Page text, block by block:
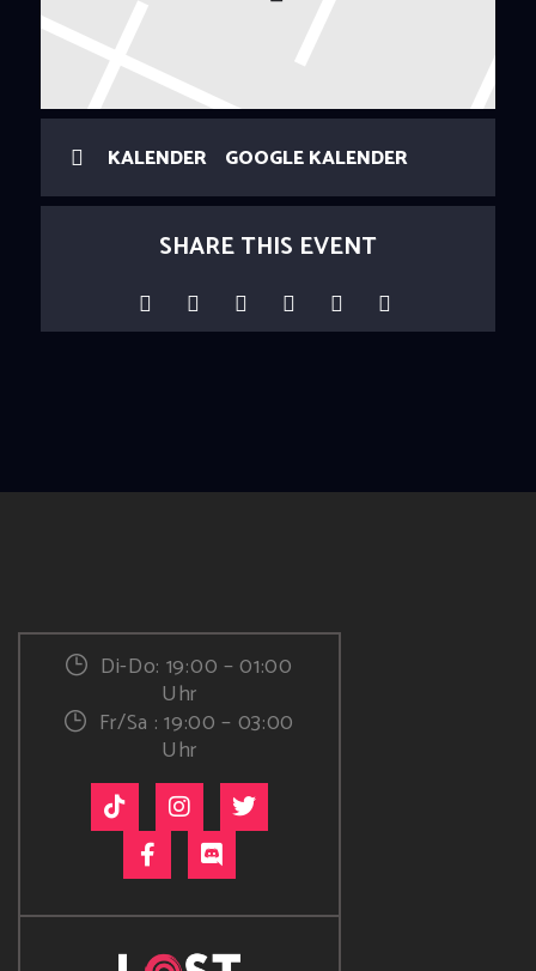
KALENDER GOOGLE KALENDER
SHARE THIS EVENT
Di-Do: 19:00 – 01:00
Uhr
Fr/Sa : 19:00 – 03:00
Uhr